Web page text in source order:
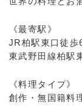
《最寄駅》
JR柏駅東口徒歩
東武野田線柏駅
《料理タイプ》
創作・無国籍料